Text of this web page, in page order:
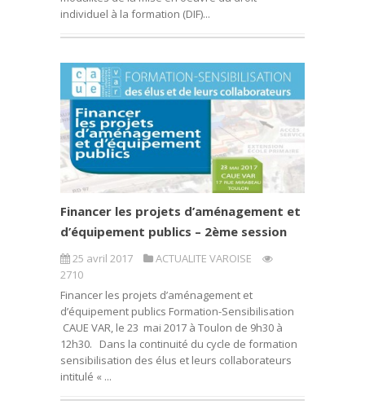
individuel à la formation (DIF)...
Financer les projets d’aménagement et
d’équipement publics – 2ème session
25 avril 2017
ACTUALITE VAROISE
2710
Financer les projets d’aménagement et
d’équipement publics Formation-Sensibilisation
CAUE VAR, le 23 mai 2017 à Toulon de 9h30 à
12h30. Dans la continuité du cycle de formation
sensibilisation des élus et leurs collaborateurs
intitulé « ...